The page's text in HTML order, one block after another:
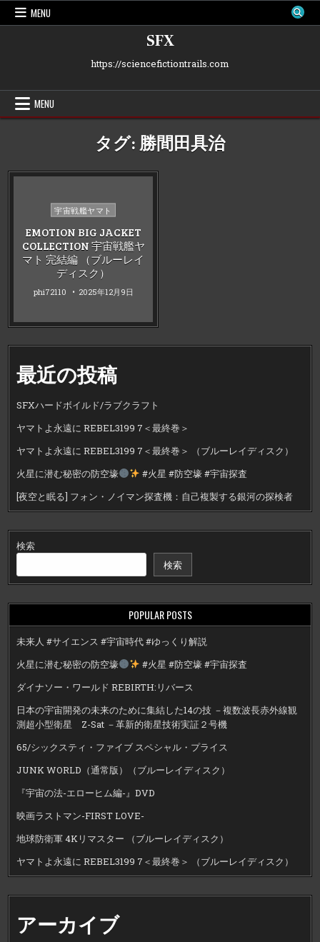
Skip
MENU
SFX
https://sciencefictiontrails.com
MENU
タグ:勝間田具治
Posted
宇宙戦艦ヤマト
EMOTION BIG JACKET
COLLECTION 宇宙戦艦ヤ
マト 完結編 （ブルーレイ
ディスク）
phi72110 2025年12月9日
最近の投稿
SFXハードボイルド/ラブクラフト
ヤマトよ永遠に REBEL3199 7＜最終巻＞
ヤマトよ永遠に REBEL3199 7＜最終巻＞ （ブルーレイディスク）
火星に潜む秘密の防空壕
#火星 #防空壕 #宇宙探査
[夜空と眠る] フォン・ノイマン探査機：自己複製する銀河の探検者
検索
検索
POPULAR POSTS
未来人 #サイエンス #宇宙時代 #ゆっくり解説
火星に潜む秘密の防空壕
#火星 #防空壕 #宇宙探査
ダイナソー・ワールド REBIRTH:リバース
日本の宇宙開発の未来のために集結した14の技 －複数波長赤外線観
測超小型衛星 Z-Sat －革新的衛星技術実証２号機
65/シックスティ・ファイブ スペシャル・プライス
JUNK WORLD（通常版）（ブルーレイディスク）
『宇宙の法-エローヒム編-』DVD
映画ラストマン-FIRST LOVE-
地球防衛軍 4Kリマスター （ブルーレイディスク）
ヤマトよ永遠に REBEL3199 7＜最終巻＞ （ブルーレイディスク）
アーカイブ